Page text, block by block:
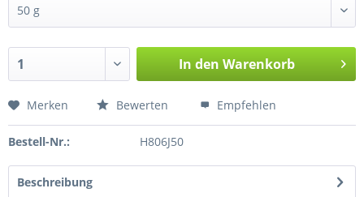
In den Warenkorb
Merken Bewerten Empfehlen
Bestell-Nr.: H806J50
Beschreibung